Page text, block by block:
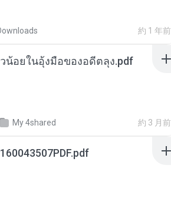
約 1 年前
น้อยในอุ้งมือของอดีตลุง.pdf
My 4shared 約 3 月前